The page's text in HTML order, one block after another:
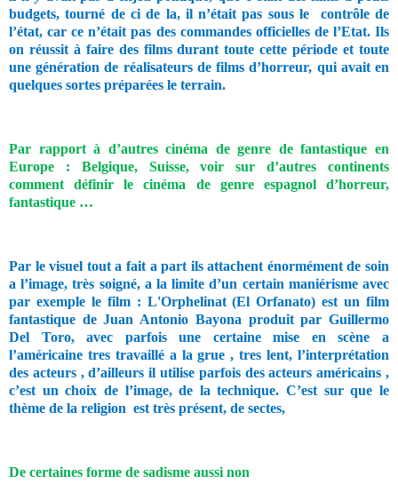
budgets, tourné de ci de la, il n’était pas sous le
contrôle de
l’état, car ce n’était pas des commandes officielles de l’Etat. Ils
on réussit à faire des films durant toute cette période et toute
une génération de réalisateurs de films d’horreur, qui avait en
quelques sortes préparées le terrain.
Par rapport à d’autres cinéma de genre de fantastique en
Europe : Belgique, Suisse, voir sur d’autres continents
comment définir le cinéma de genre espagnol d’horreur,
fantastique …
Par le visuel tout a fait a part ils attachent énormément de soin
a l’image, très soigné, a la limite d’un certain maniérisme avec
par exemple le film : L'Orphelinat (El Orfanato) est un film
fantastique de Juan Antonio Bayona produit par Guillermo
Del Toro, avec parfois une certaine mise en scène a
l’américaine tres travaillé a la grue , tres lent, l’interprétation
des acteurs , d’ailleurs il utilise parfois des acteurs américains ,
c’est un choix de l’image, de la technique. C’est sur que le
thème de la religion est très présent, de sectes,
De certaines forme de sadisme aussi non